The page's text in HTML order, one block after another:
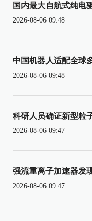
国内最大自航式纯电
2026-08-06 09:48
中国机器人适配全球
2026-08-06 09:48
科研人员确证新型粒
2026-08-06 09:47
强流重离子加速器发
2026-08-06 09:47